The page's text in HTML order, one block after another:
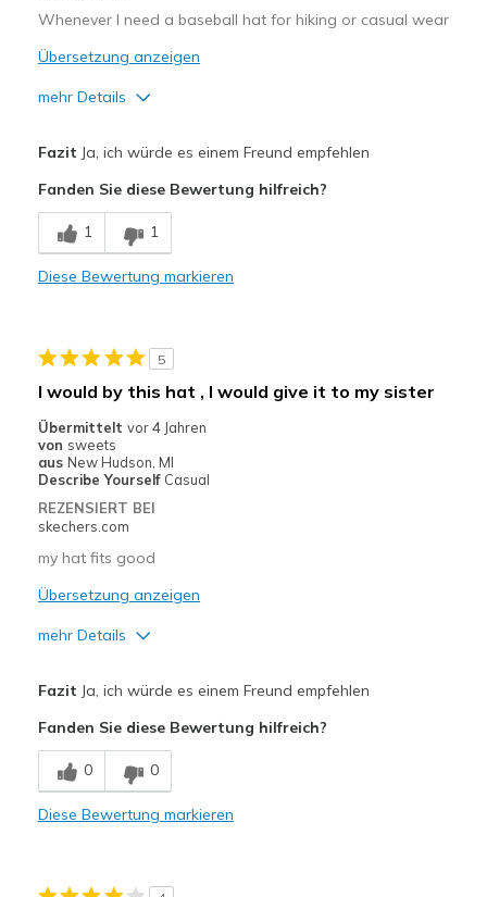
Whenever I need a baseball hat for hiking or casual wear
Übersetzung anzeigen
mehr Details
Geeignete Verwendung
Casual Wear
Fazit Ja, ich würde es einem Freund empfehlen
Fanden Sie diese Bewertung hilfreich?
1 1
Diese Bewertung markieren
5
I would by this hat , I would give it to my sister
Übermittelt vor 4 Jahren
von sweets
aus New Hudson, MI
Describe Yourself Casual
REZENSIERT BEI
skechers.com
my hat fits good
Übersetzung anzeigen
mehr Details
Geeignete Verwendung
Casual Wear
Fazit Ja, ich würde es einem Freund empfehlen
Fanden Sie diese Bewertung hilfreich?
0 0
Diese Bewertung markieren